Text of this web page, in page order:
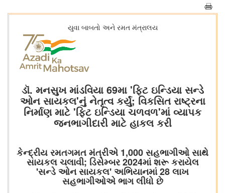
યુવા બાબતો અને રમત મંત્રાલય
ડૉ. મનસુખ માંડવિયા 69મા 'ફિટ ઇન્ડિયા સન્ડે
ઓન સાયકલ'નું નેતૃત્વ કર્યું; વિકસિત રાષ્ટ્રના
નિર્માણ માટે 'ફિટ ઇન્ડિયા ચળવળ'માં વ્યાપક
જનભાગીદારી માટે હાકલ કરી
કેન્દ્રીય રમતગમત મંત્રીએ 1,000 સહભાગીઓ સાથે
સાયકલ ચલાવી; ડિસેમ્બર 2024માં શરૂ કરાયેલ
'સન્ડે ઓન સાયકલ' અભિયાનમાં 28 લાખ
સહભાગીઓએ ભાગ લીધો છે